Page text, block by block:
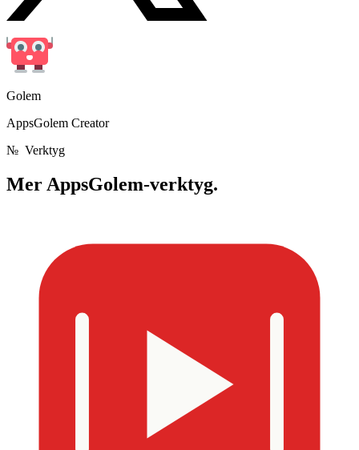
Golem
AppsGolem Creator
№ Verktyg
MerAppsGolem-verktyg.